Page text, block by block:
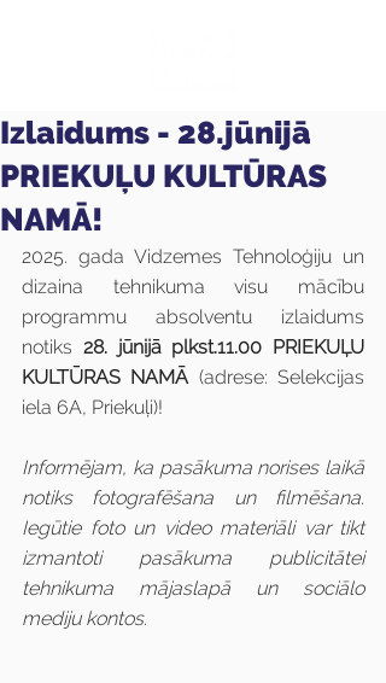
Izlaidums - 28.jūnijā
PRIEKUĻU KULTŪRAS
NAMĀ!
2025. gada Vidzemes Tehnoloģiju un
dizaina tehnikuma visu mācību
programmu absolventu izlaidums
notiks 28. jūnijā plkst.11.00 PRIEKUĻU
KULTŪRAS NAMĀ (adrese: Selekcijas
iela 6A, Priekuļi)!
Informējam, ka pasākuma norises laikā
notiks fotografēšana un filmēšana.
Iegūtie foto un video materiāli var tikt
izmantoti pasākuma publicitātei
tehnikuma mājaslapā un sociālo
mediju kontos.